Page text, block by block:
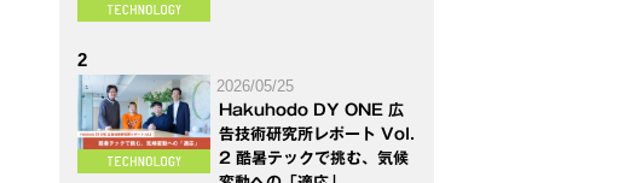
2
2026/05/25
Hakuhodo DY ONE 広
告技術研究所レポート Vol.
2 酷暑テックで挑む、気候